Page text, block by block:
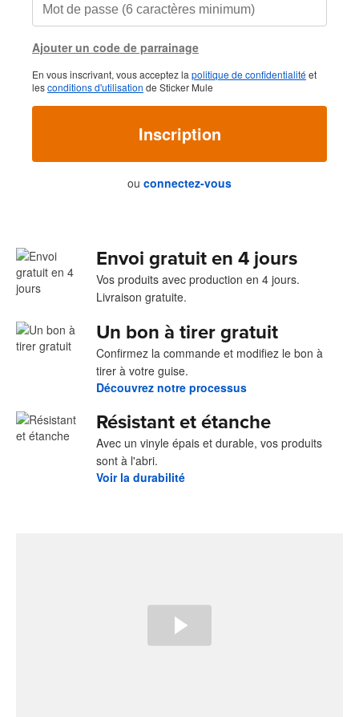
Ajouter un code de parrainage
En vous inscrivant, vous acceptez la politique de confidentialitéet
lesconditions d'utilisation de Sticker Mule
Inscription
ou connectez-vous
Envoi gratuit en 4 jours
Vos produits avec production en 4 jours.
Livraison gratuite.
Un bon à tirer gratuit
Confirmez la commande et modifiez le bon à
tirer à votre guise.
Découvrez notre processus
Résistant et étanche
Avec un vinyle épais et durable, vos produits
sont à l'abri.
Voir la durabilité